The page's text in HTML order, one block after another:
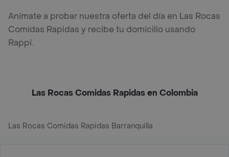
Anímate a probar nuestra oferta del día en Las Rocas
Comidas Rapidas y recibe tu domicilio usando
Rappi.
Las Rocas Comidas Rapidas en Colombia
Las Rocas Comidas Rapidas Barranquilla